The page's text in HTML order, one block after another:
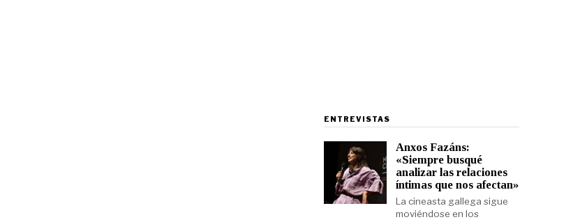
ENTREVISTAS
Anxos Fazáns:
«Siempre busqué
analizar las relaciones
íntimas que nos afectan»
La cineasta gallega sigue
moviéndose en los